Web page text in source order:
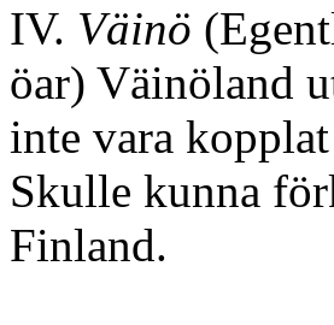
IV. Väinö
öar) Väinöland
inte vara
Skulle kunna
Finland.